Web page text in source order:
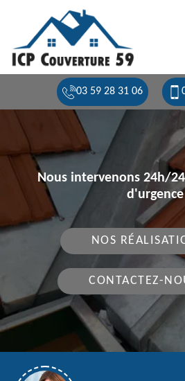
03 59 28 31 06
Nous intervenons 24h/
d'urgence
NOS
CONTACTEZ-